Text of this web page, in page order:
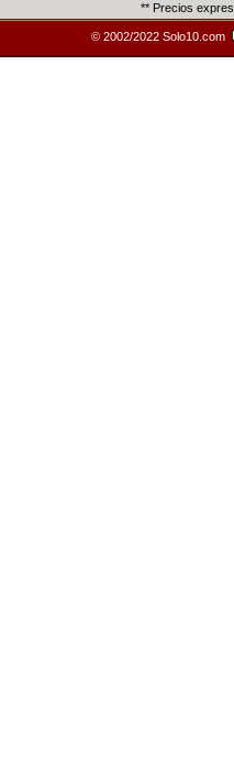
** Precios
© 2002/2022 Solo10.com